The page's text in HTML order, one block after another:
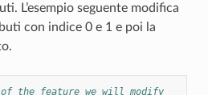
L’esempio seguente modifica
con indice 0 e 1 e poi la
the feature we will modify